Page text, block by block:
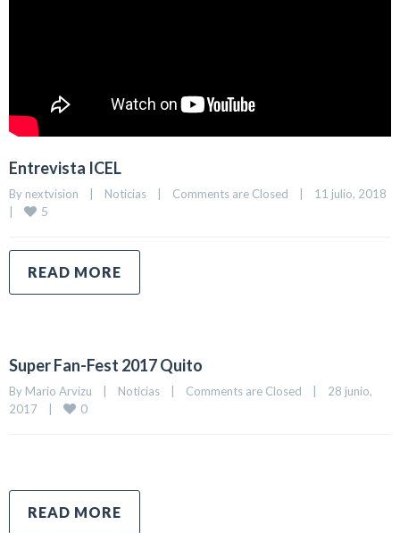
Entrevista ICEL
By nextvision Noticias Comments are Closed
5
READ MORE
Super Fan-Fest 2017 Quito
By Mario Arvizu Noticias Comments are Closed
28 junio,
2017
0
READ MORE